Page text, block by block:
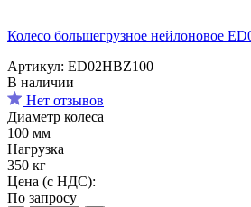
Колесо большегрузное нейлоновое
Артикул: ED02HBZ100
В наличии
Нет отзывов
Диаметр колеса
100 мм
Нагрузка
350 кг
Цена (с НДС):
По запросу